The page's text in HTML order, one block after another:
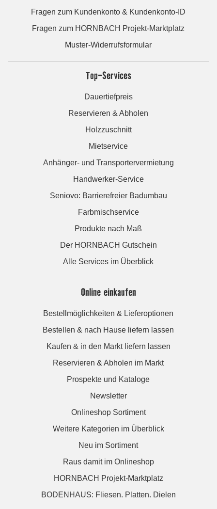
Fragen zum Kundenkonto & Kundenkonto-ID
Fragen zum HORNBACH Projekt-Marktplatz
Muster-Widerrufsformular
Top-Services
Dauertiefpreis
Reservieren & Abholen
Holzzuschnitt
Mietservice
Anhänger- und Transportervermietung
Handwerker-Service
Seniovo: Barrierefreier Badumbau
Farbmischservice
Produkte nach Maß
Der HORNBACH Gutschein
Alle Services im Überblick
Online einkaufen
Bestellmöglichkeiten & Lieferoptionen
Bestellen & nach Hause liefern lassen
Kaufen & in den Markt liefern lassen
Reservieren & Abholen im Markt
Prospekte und Kataloge
Newsletter
Onlineshop Sortiment
Weitere Kategorien im Überblick
Neu im Sortiment
Raus damit im Onlineshop
HORNBACH Projekt-Marktplatz
BODENHAUS: Fliesen. Platten. Dielen